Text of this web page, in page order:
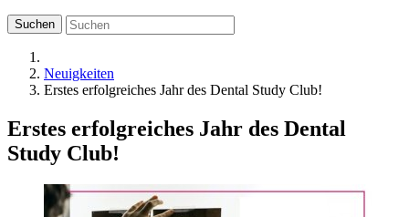
Suchen
Neuigkeiten
Erstes erfolgreiches Jahr des Dental Study Club!
Erstes erfolgreiches Jahr des Dental
Study Club!